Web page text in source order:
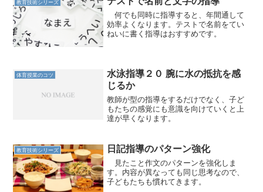
教育技術シリーズ
何でも同時に指導すると、年間通して
効率よくなります。テストで名前をてい
ねいに書く指導はおすすめです。
体育授業のコツ
水泳指導２０ 腕に水の抵抗を感
じるか
教師が型の指導をするだけでなく、子ど
もたちの感覚にも意識を向けていくと上
達が早くなります。
教育技術シリーズ 日記指導のパターン強化
見たこと作文のパターンを強化しま
す。内容が異なっても同じ思考なので、
子どもたちも慣れてきます。